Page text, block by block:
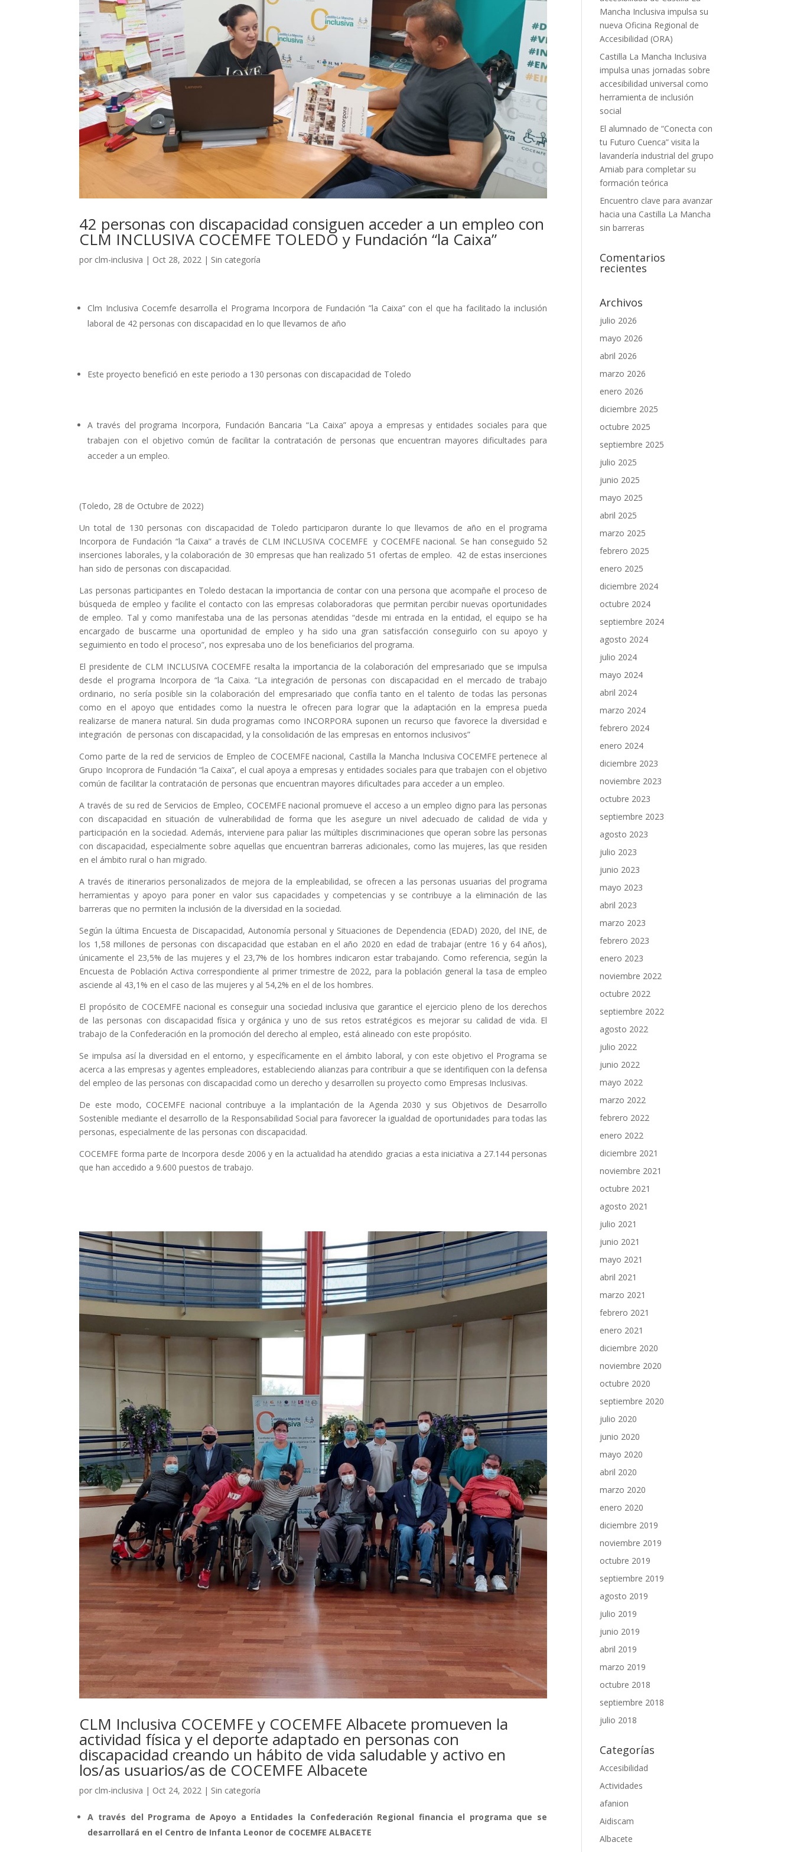
42 personas con discapacidad consiguen acceder a un empleo con
CLM INCLUSIVA COCEMFE TOLEDO y Fundación “la Caixa”
por clm-inclusiva | Oct 28, 2022 | Sin categoría
Clm Inclusiva Cocemfe desarrolla el Programa Incorpora de Fundación ”la Caixa” con el que ha facilitado la inclusión
laboral de 42 personas con discapacidad en lo que llevamos de año
Este proyecto benefició en este periodo a 130 personas con discapacidad de Toledo
A través del programa Incorpora, Fundación Bancaria “La Caixa” apoya a empresas y entidades sociales para que
trabajen con el objetivo común de facilitar la contratación de personas que encuentran mayores dificultades para
acceder a un empleo.
(Toledo, 28 de Octubre de 2022)
Un total de 130 personas con discapacidad de Toledo participaron durante lo que llevamos de año en el programa
Incorpora de Fundación “la Caixa” a través de CLM INCLUSIVA COCEMFE y COCEMFE nacional. Se han conseguido 52
inserciones laborales, y la colaboración de 30 empresas que han realizado 51 ofertas de empleo. 42 de estas inserciones
han sido de personas con discapacidad.
Las personas participantes en Toledo destacan la importancia de contar con una persona que acompañe el proceso de
búsqueda de empleo y facilite el contacto con las empresas colaboradoras que permitan percibir nuevas oportunidades
de empleo. Tal y como manifestaba una de las personas atendidas “desde mi entrada en la entidad, el equipo se ha
encargado de buscarme una oportunidad de empleo y ha sido una gran satisfacción conseguirlo con su apoyo y
seguimiento en todo el proceso”, nos expresaba uno de los beneficiarios del programa.
El presidente de CLM INCLUSIVA COCEMFE resalta la importancia de la colaboración del empresariado que se impulsa
desde el programa Incorpora de “la Caixa. “La integración de personas con discapacidad en el mercado de trabajo
ordinario, no sería posible sin la colaboración del empresariado que confía tanto en el talento de todas las personas
como en el apoyo que entidades como la nuestra le ofrecen para lograr que la adaptación en la empresa pueda
realizarse de manera natural. Sin duda programas como INCORPORA suponen un recurso que favorece la diversidad e
integración de personas con discapacidad, y la consolidación de las empresas en entornos inclusivos”
Como parte de la red de servicios de Empleo de COCEMFE nacional, Castilla la Mancha Inclusiva COCEMFE pertenece al
Grupo Incoprora de Fundación “la Caixa”, el cual apoya a empresas y entidades sociales para que trabajen con el objetivo
común de facilitar la contratación de personas que encuentran mayores dificultades para acceder a un empleo.
A través de su red de Servicios de Empleo, COCEMFE nacional promueve el acceso a un empleo digno para las personas
con discapacidad en situación de vulnerabilidad de forma que les asegure un nivel adecuado de calidad de vida y
participación en la sociedad. Además, interviene para paliar las múltiples discriminaciones que operan sobre las personas
con discapacidad, especialmente sobre aquellas que encuentran barreras adicionales, como las mujeres, las que residen
en el ámbito rural o han migrado.
A través de itinerarios personalizados de mejora de la empleabilidad, se ofrecen a las personas usuarias del programa
herramientas y apoyo para poner en valor sus capacidades y competencias y se contribuye a la eliminación de las
barreras que no permiten la inclusión de la diversidad en la sociedad.
Según la última Encuesta de Discapacidad, Autonomía personal y Situaciones de Dependencia (EDAD) 2020, del INE, de
los 1,58 millones de personas con discapacidad que estaban en el año 2020 en edad de trabajar (entre 16 y 64 años),
únicamente el 23,5% de las mujeres y el 23,7% de los hombres indicaron estar trabajando. Como referencia, según la
Encuesta de Población Activa correspondiente al primer trimestre de 2022, para la población general la tasa de empleo
asciende al 43,1% en el caso de las mujeres y al 54,2% en el de los hombres.
El propósito de COCEMFE nacional es conseguir una sociedad inclusiva que garantice el ejercicio pleno de los derechos
de las personas con discapacidad física y orgánica y uno de sus retos estratégicos es mejorar su calidad de vida. El
trabajo de la Confederación en la promoción del derecho al empleo, está alineado con este propósito.
Se impulsa así la diversidad en el entorno, y específicamente en el ámbito laboral, y con este objetivo el Programa se
acerca a las empresas y agentes empleadores, estableciendo alianzas para contribuir a que se identifiquen con la defensa
del empleo de las personas con discapacidad como un derecho y desarrollen su proyecto como Empresas Inclusivas.
De este modo, COCEMFE nacional contribuye a la implantación de la Agenda 2030 y sus Objetivos de Desarrollo
Sostenible mediante el desarrollo de la Responsabilidad Social para favorecer la igualdad de oportunidades para todas las
personas, especialmente de las personas con discapacidad.
COCEMFE forma parte de Incorpora desde 2006 y en la actualidad ha atendido gracias a esta iniciativa a 27.144 personas
que han accedido a 9.600 puestos de trabajo.
CLM Inclusiva COCEMFE y COCEMFE Albacete promueven la
actividad física y el deporte adaptado en personas con
discapacidad creando un hábito de vida saludable y activo en
los/as usuarios/as de COCEMFE Albacete
por clm-inclusiva | Oct 24, 2022 | Sin categoría
A través del Programa de Apoyo a Entidades la Confederación Regional financia el programa que se
desarrollará en el Centro de Infanta Leonor de COCEMFE ALBACETE
Mancha Inclusiva impulsa su
nueva Oficina Regional de
Accesibilidad (ORA)
Castilla La Mancha Inclusiva
impulsa unas jornadas sobre
accesibilidad universal como
herramienta de inclusión
social
El alumnado de “Conecta con
tu Futuro Cuenca” visita la
lavandería industrial del grupo
Amiab para completar su
formación teórica
Encuentro clave para avanzar
hacia una Castilla La Mancha
sin barreras
Comentarios
recientes
Archivos
julio 2026
mayo 2026
abril 2026
marzo 2026
enero 2026
diciembre 2025
octubre 2025
septiembre 2025
julio 2025
junio 2025
mayo 2025
abril 2025
marzo 2025
febrero 2025
enero 2025
diciembre 2024
octubre 2024
septiembre 2024
agosto 2024
julio 2024
mayo 2024
abril 2024
marzo 2024
febrero 2024
enero 2024
diciembre 2023
noviembre 2023
octubre 2023
septiembre 2023
agosto 2023
julio 2023
junio 2023
mayo 2023
abril 2023
marzo 2023
febrero 2023
enero 2023
noviembre 2022
octubre 2022
septiembre 2022
agosto 2022
julio 2022
junio 2022
mayo 2022
marzo 2022
febrero 2022
enero 2022
diciembre 2021
noviembre 2021
octubre 2021
agosto 2021
julio 2021
junio 2021
mayo 2021
abril 2021
marzo 2021
febrero 2021
enero 2021
diciembre 2020
noviembre 2020
octubre 2020
septiembre 2020
julio 2020
junio 2020
mayo 2020
abril 2020
marzo 2020
enero 2020
diciembre 2019
noviembre 2019
octubre 2019
septiembre 2019
agosto 2019
julio 2019
junio 2019
abril 2019
marzo 2019
octubre 2018
septiembre 2018
julio 2018
Categorías
Accesibilidad
Actividades
afanion
Aidiscam
Albacete